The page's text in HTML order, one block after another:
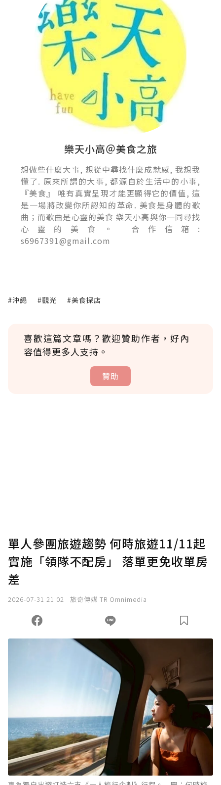
樂天小高＠美食之旅
想做些什麼大事, 想從中尋找什麼成就感, 我想我
懂了. 原來所謂的大事, 都源自於生活中的小事,
『美食』 唯有真實呈現才能更顯得它的價值, 這
是一場將改變你所認知的革命. 美食是身體的歌
曲；而歌曲是心靈的美食 樂天小高與你一同尋找
心靈的美食。 合作信箱:
s6967391@gmail.com
#沖繩 #觀光 #美食探店
喜歡這篇文章嗎？歡迎贊助作者，好內
容值得更多人支持。
贊助
確認送出
您當前剩餘 U 利點數：0點；前往 購買點數
單人參團旅遊趨勢 何時旅遊11/11起
實施「領隊不配房」 落單更免收單房
差
2026-07-31 21:02 旅奇傳媒 TR Omnimedia